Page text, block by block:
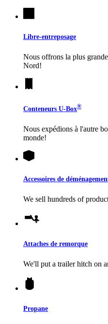
Libre-entreposage
Nous offrons la plus
Nord!
Conteneurs U-Box®
Nous expédions à l'autre
monde!
Accessoires de
We sell hundreds of
Attaches de remorque
We'll put a trailer hitch on
Propane